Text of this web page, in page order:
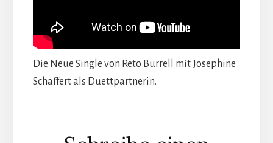
Die Neue Single von Reto Burrell mit Josephine
Schaffert als Duettpartnerin.
Leser-